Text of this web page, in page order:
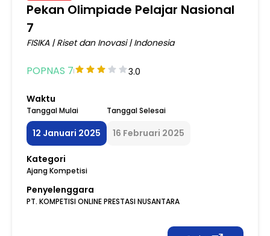
Pekan Olimpiade Pelajar Nasional
7
FISIKA |Riset dan Inovasi|Indonesia
POPNAS 7 3.0
Waktu
Tanggal Mulai
12 Januari 2025
Tanggal Selesai
16 Februari 2025
Kategori
Ajang Kompetisi
Penyelenggara
PT. KOMPETISI ONLINE PRESTASI NUSANTARA